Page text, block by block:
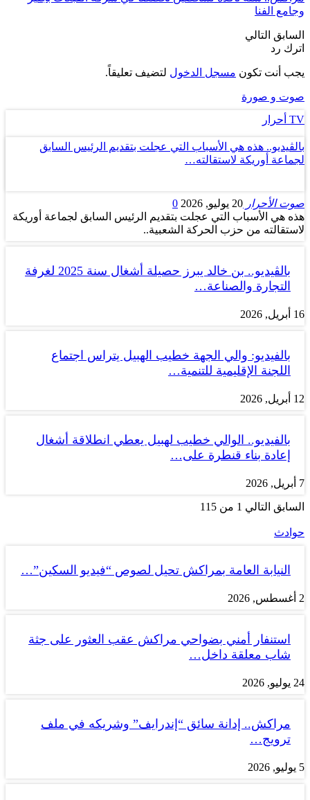
وجامع الفنا
السابق التالي
اترك رد
يجب أنت تكون مسجل الدخول لتضيف تعليقاً.
صوت و صورة
TV أحرار
بالڤيديو.. هذه هي الأسباب التي عجلت بتقديم الرئيس السابق
لجماعة أوريكة لاستقالته…
صوت الأحرار 20 يوليو, 2026
0
هذه هي الأسباب التي عجلت بتقديم الرئيس السابق لجماعة أوريكة
لاستقالته من حزب الحركة الشعبية..
بالڤيديو.. بن خالد يبرز حصيلة أشغال سنة 2025 لغرفة
التجارة والصناعة…
16 أبريل, 2026
بالفيديو: والي الجهة خطيب الهبيل يتراس اجتماع
اللجنة الإقليمية للتنمية…
12 أبريل, 2026
بالفيديو.. الوالي خطيب لهبيل يعطي انطلاقة أشغال
إعادة بناء قنطرة على…
7 أبريل, 2026
السابق التالي 1 من 115
حوادث
النيابة العامة بمراكش تحيل لصوص “فيديو السكين”…
2 أغسطس, 2026
استنفار أمني بضواحي مراكش عقب العثور على جثة
شاب معلقة داخل…
24 يوليو, 2026
مراكش.. إدانة سائق “إندرايف” وشريكه في ملف
ترويج…
5 يوليو, 2026